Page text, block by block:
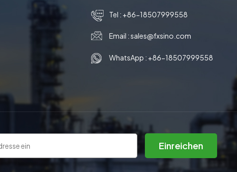
Tel : +86-18507999558
Email :sales@fxsino.com
WhatsApp : +86-18507999558
Einreichen